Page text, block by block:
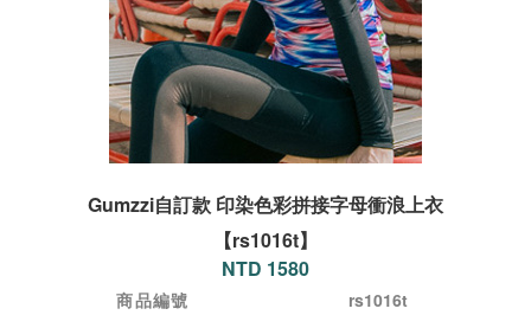
Gumzzi自訂款 印染色彩拼接字母衝浪上衣
【rs1016t】
NTD 1580
商品編號
rs1016t